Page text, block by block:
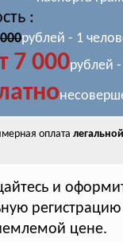
:
рублей - 1
7 000рублей
оплаталегальной
и
цене.